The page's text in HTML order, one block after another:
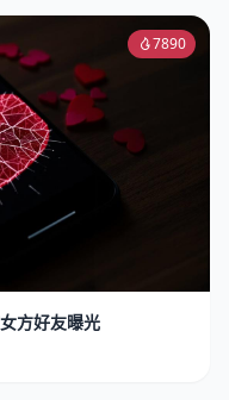
7890
方好友曝光